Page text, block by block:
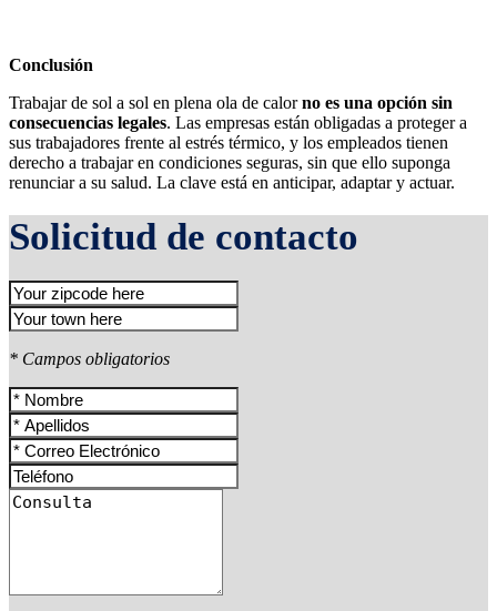
Conclusión
Trabajar de sol a sol en plena ola de calorno es una opción sin
consecuencias legales. Las empresas están obligadas a proteger a
sus trabajadores frente al estrés térmico, y los empleados tienen
derecho a trabajar en condiciones seguras, sin que ello suponga
renunciar a su salud. La clave está en anticipar, adaptar y actuar.
Solicitud de contacto
* Campos obligatorios